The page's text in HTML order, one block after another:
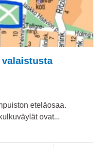
eteläosaa.
ovat...
Nummi-Halinen